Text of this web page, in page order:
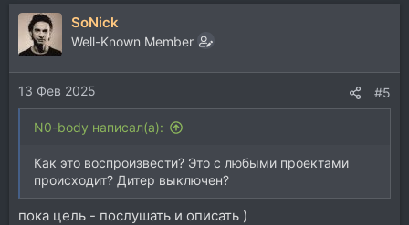
SoNick
Well-Known Member
13 Фев 2025 #5
N0-body написал(а):
Как это воспроизвести? Это с любыми проектами
происходит? Дитер выключен?
пока цель - послушать и описать )